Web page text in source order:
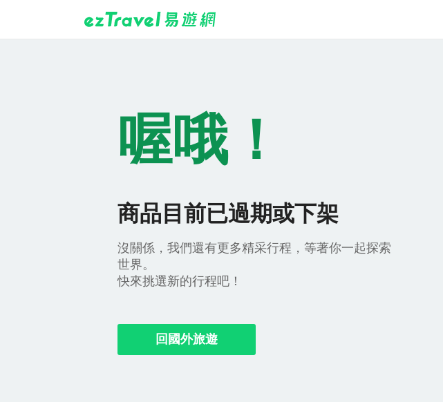
喔哦！
商品目前已過期或下架
沒關係，我們還有更多精采行程，等著你一起探索
世界。
快來挑選新的行程吧！
回國外旅遊